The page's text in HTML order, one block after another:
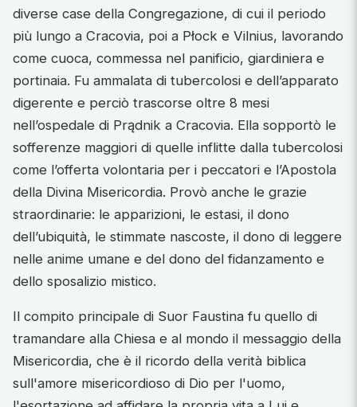
diverse case della Congregazione, di cui il periodo
più lungo a Cracovia, poi a Płock e Vilnius, lavorando
come cuoca, commessa nel panificio, giardiniera e
portinaia. Fu ammalata di tubercolosi e dell’apparato
digerente e perciò trascorse oltre 8 mesi
nell’ospedale di Prądnik a Cracovia. Ella sopportò le
sofferenze maggiori di quelle inflitte dalla tubercolosi
come l’offerta volontaria per i peccatori e l’Apostola
della Divina Misericordia. Provò anche le grazie
straordinarie: le apparizioni, le estasi, il dono
dell’ubiquità, le stimmate nascoste, il dono di leggere
nelle anime umane e del dono del fidanzamento e
dello sposalizio mistico.
Il compito principale di Suor Faustina fu quello di
tramandare alla Chiesa e al mondo il messaggio della
Misericordia, che è il ricordo della verità biblica
sull'amore misericordioso di Dio per l'uomo,